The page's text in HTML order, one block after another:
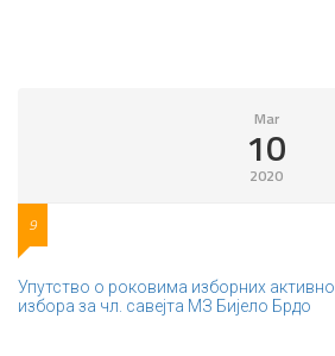
Mar
10
2020
9
Упутство о роковима изборних
избора за чл. савејта МЗ Бијело Брдо